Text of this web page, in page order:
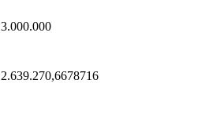
3.000.000
2.639.270,6678716